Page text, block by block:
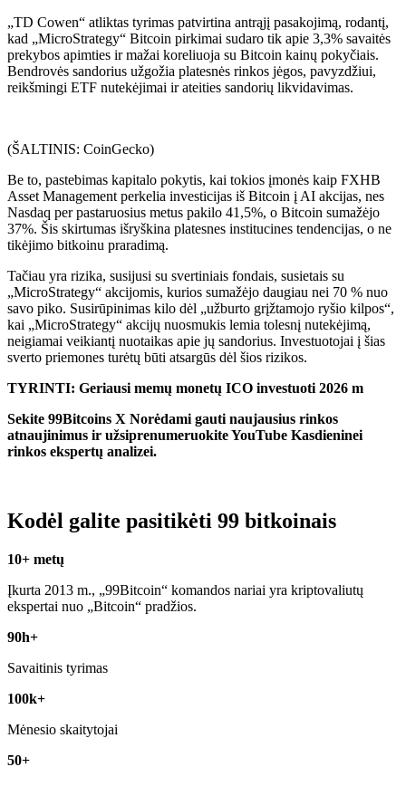
„TD Cowen“ atliktas tyrimas patvirtina antrąjį pasakojimą, rodantį,
kad „MicroStrategy“ Bitcoin pirkimai sudaro tik apie 3,3% savaitės
prekybos apimties ir mažai koreliuoja su Bitcoin kainų pokyčiais.
Bendrovės sandorius užgožia platesnės rinkos jėgos, pavyzdžiui,
reikšmingi ETF nutekėjimai ir ateities sandorių likvidavimas.
(ŠALTINIS: CoinGecko)
Be to, pastebimas kapitalo pokytis, kai tokios įmonės kaip FXHB
Asset Management perkelia investicijas iš Bitcoin į AI akcijas, nes
Nasdaq per pastaruosius metus pakilo 41,5%, o Bitcoin sumažėjo
37%. Šis skirtumas išryškina platesnes institucines tendencijas, o ne
tikėjimo bitkoinu praradimą.
Tačiau yra rizika, susijusi su svertiniais fondais, susietais su
„MicroStrategy“ akcijomis, kurios sumažėjo daugiau nei 70 % nuo
savo piko. Susirūpinimas kilo dėl „užburto grįžtamojo ryšio kilpos“,
kai „MicroStrategy“ akcijų nuosmukis lemia tolesnį nutekėjimą,
neigiamai veikiantį nuotaikas apie jų sandorius. Investuotojai į šias
sverto priemones turėtų būti atsargūs dėl šios rizikos.
TYRINTI: Geriausi memų monetų ICO investuoti 2026 m
Sekite 99Bitcoins X Norėdami gauti naujausius rinkos
atnaujinimus ir užsiprenumeruokiteYouTube Kasdieninei
rinkos ekspertų analizei.
Kodėl galite pasitikėti 99 bitkoinais
10+ metų
Įkurta 2013 m., „99Bitcoin“ komandos nariai yra kriptovaliutų
ekspertai nuo „Bitcoin“ pradžios.
90h+
Savaitinis tyrimas
100k+
Mėnesio skaitytojai
50+